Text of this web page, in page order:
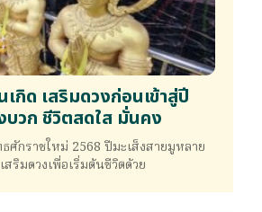
เกิด เสริมดวงก่อนเข้าสู่ปี
วก ชีวิตสดใส มั่นคง
ศักราชใหม่ 2568 ปีมะเส็งสายมูหลาย
ริมดวงเพื่อเริ่มต้นชีวิตด้วย